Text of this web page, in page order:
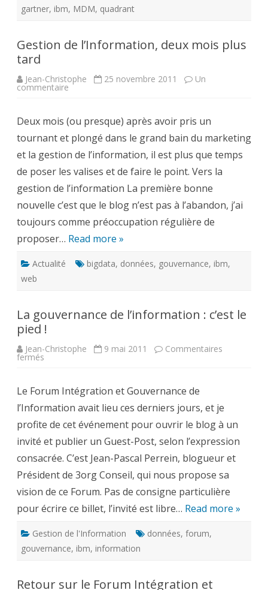
gartner, ibm, MDM, quadrant
Gestion de l’Information, deux mois plus
tard
Jean-Christophe 25 novembre 2011 Un
commentaire sur
deux
mois
plus
tard
Deux mois (ou presque) après avoir pris un
tournant et plongé dans le grand bain du marketing
et la gestion de l’information, il est plus que temps
de poser les valises et de faire le point. Vers la
gestion de l’information La première bonne
nouvelle c’est que le blog n’est pas à l’abandon, j’ai
toujours comme préoccupation régulière de
proposer… Read more »
Actualité bigdata, données, gouvernance, ibm,
web
La gouvernance de l’information : c’est le
pied !
Jean-Christophe 9 mai 2011 Commentaires
fermés
l’information :
c’est
le
pied
!
Le Forum Intégration et Gouvernance de
l’Information avait lieu ces derniers jours, et je
profite de cet événement pour ouvrir le blog à un
invité et publier un Guest-Post, selon l’expression
consacrée. C’est Jean-Pascal Perrein, blogueur et
Président de 3org Conseil, qui nous propose sa
vision de ce Forum. Pas de consigne particulière
pour écrire ce billet, l’invité est libre… Read more »
Gestion de l'Information données, forum,
gouvernance, ibm, information
Retour sur le Forum Intégration et